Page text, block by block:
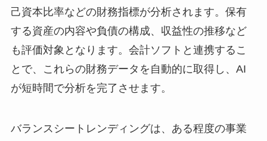
己資本比率などの財務指標が分析されます。保有
する資産の内容や負債の構成、収益性の推移など
も評価対象となります。会計ソフトと連携するこ
とで、これらの財務データを自動的に取得し、AI
が短時間で分析を完了させます。
バランスシートレンディングは、ある程度の事業